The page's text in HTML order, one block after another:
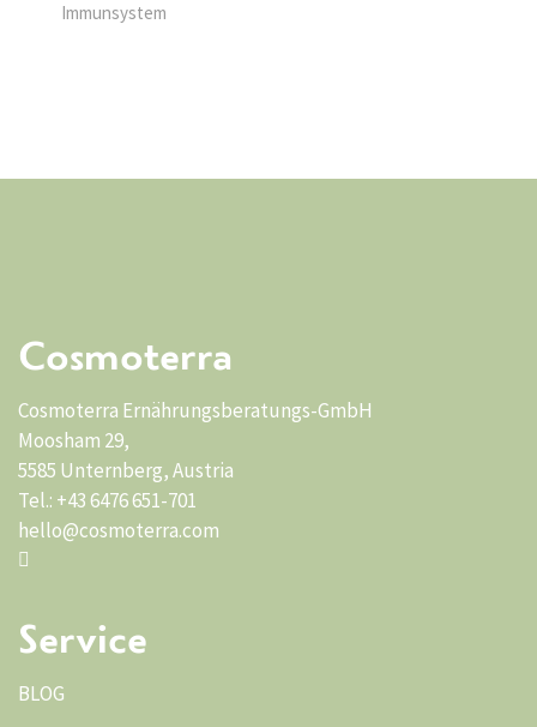
Immunsystem
Cosmoterra
Cosmoterra Ernährungsberatungs-GmbH
Moosham 29,
5585 Unternberg, Austria
Tel.: +43 6476 651-701
hello@cosmoterra.com
Service
BLOG